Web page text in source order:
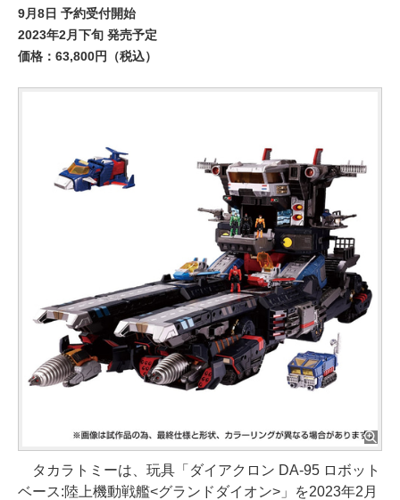
9月8日 予約受付開始
2023年2月下旬 発売予定
価格：63,800円（税込）
タカラトミーは、玩具「ダイアクロン DA-95 ロボット
ベース:陸上機動戦艦<グランドダイオン>」を2023年2月